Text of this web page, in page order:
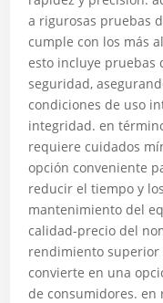
a rigurosas pruebas
cumple con los más
esto incluye pruebas
seguridad,
condiciones de uso
integridad. en
requiere cuidados
opción conveniente
reducir el tiempo y
mantenimiento del
calidad-precio del
rendimiento superior
convierte en una
de consumidores. en